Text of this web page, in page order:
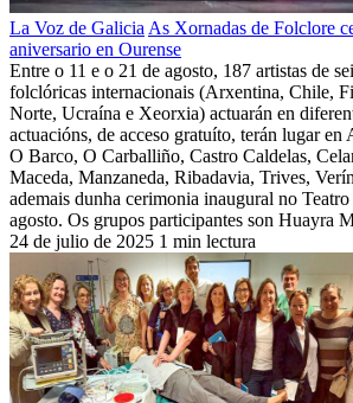
La Voz de Galicia As Xornadas de Folclore
aniversario en Ourense
Entre o 11 e o 21 de agosto, 187 artistas de
folclóricas internacionais (Arxentina, Chile,
Norte, Ucraína e Xeorxia) actuarán en
actuacións, de acceso gratuíto, terán lugar
O Barco, O Carballiño, Castro Caldelas,
Maceda, Manzaneda, Ribadavia, Trives,
ademais dunha cerimonia inaugural no
agosto. Os grupos participantes son Huayra
24 de julio de 2025 1 min lectura